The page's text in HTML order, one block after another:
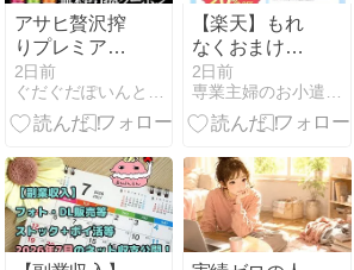
アサヒ贅沢搾
りプレミアム
ぶどうorマス
カットが、
18.3万名に当
8/17 10:00ま
で。
2日前
ぐだぐだぽいんと日記
【楽天】もれ
なくおまけも
らえる！
CLIO590
円〜、メディ
円〜
2日前
専業主婦のお小遣い稼ぎはじめました。